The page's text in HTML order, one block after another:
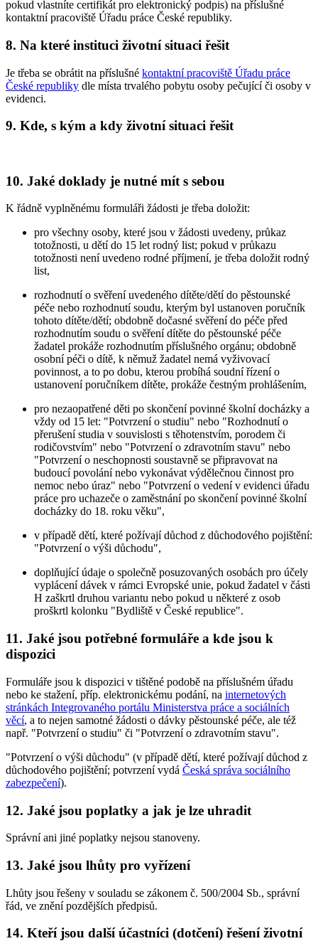
pokud vlastníte certifikát pro elektronický podpis) na příslušné
kontaktní pracoviště Úřadu práce České republiky.
8. Na které instituci životní situaci řešit
Je třeba se obrátit na příslušné kontaktní pracoviště Úřadu práce
České republiky dle místa trvalého pobytu osoby pečující či osoby v
evidenci.
9. Kde, s kým a kdy životní situaci řešit
10. Jaké doklady je nutné mít s sebou
K řádně vyplněnému formuláři žádosti je třeba doložit:
pro všechny osoby, které jsou v žádosti uvedeny, průkaz
totožnosti, u dětí do 15 let rodný list; pokud v průkazu
totožnosti není uvedeno rodné příjmení, je třeba doložit rodný
list,
rozhodnutí o svěření uvedeného dítěte/dětí do pěstounské
péče nebo rozhodnutí soudu, kterým byl ustanoven poručník
tohoto dítěte/dětí; obdobně dočasné svěření do péče před
rozhodnutím soudu o svěření dítěte do pěstounské péče
žadatel prokáže rozhodnutím příslušného orgánu; obdobně
osobní péči o dítě, k němuž žadatel nemá vyživovací
povinnost, a to po dobu, kterou probíhá soudní řízení o
ustanovení poručníkem dítěte, prokáže čestným prohlášením,
pro nezaopatřené děti po skončení povinné školní docházky a
vždy od 15 let: "Potvrzení o studiu" nebo "Rozhodnutí o
přerušení studia v souvislosti s těhotenstvím, porodem či
rodičovstvím" nebo "Potvrzení o zdravotním stavu" nebo
"Potvrzení o neschopnosti soustavně se připravovat na
budoucí povolání nebo vykonávat výdělečnou činnost pro
nemoc nebo úraz" nebo "Potvrzení o vedení v evidenci úřadu
práce pro uchazeče o zaměstnání po skončení povinné školní
docházky do 18. roku věku",
v případě dětí, které požívají důchod z důchodového pojištění:
"Potvrzení o výši důchodu",
doplňující údaje o společně posuzovaných osobách pro účely
vyplácení dávek v rámci Evropské unie, pokud žadatel v části
H zaškrtl druhou variantu nebo pokud u některé z osob
proškrtl kolonku "Bydliště v České republice".
11. Jaké jsou potřebné formuláře a kde jsou k
dispozici
Formuláře jsou k dispozici v tištěné podobě na příslušném úřadu
nebo ke stažení, příp. elektronickému podání, na internetových
stránkách Integrovaného portálu Ministerstva práce a sociálních
věcí, a to nejen samotné žádosti o dávky pěstounské péče, ale též
např. "Potvrzení o studiu" či "Potvrzení o zdravotním stavu".
"Potvrzení o výši důchodu" (v případě dětí, které požívají důchod z
důchodového pojištění; potvrzení vydá Česká správa sociálního
zabezpečení).
12. Jaké jsou poplatky a jak je lze uhradit
Správní ani jiné poplatky nejsou stanoveny.
13. Jaké jsou lhůty pro vyřízení
Lhůty jsou řešeny v souladu se zákonem č. 500/2004 Sb., správní
řád, ve znění pozdějších předpisů.
14. Kteří jsou další účastníci (dotčení) řešení životní